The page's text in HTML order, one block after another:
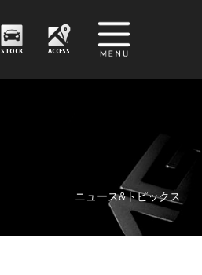
STOCK ACCESS
ニュース&トピックス